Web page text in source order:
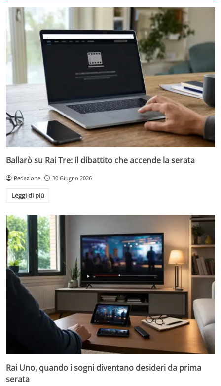
Ballarò su Rai Tre: il dibattito che accende la serata
Redazione 30 Giugno 2026
Leggi di più
Rai Uno, quando i sogni diventano desideri da prima
serata